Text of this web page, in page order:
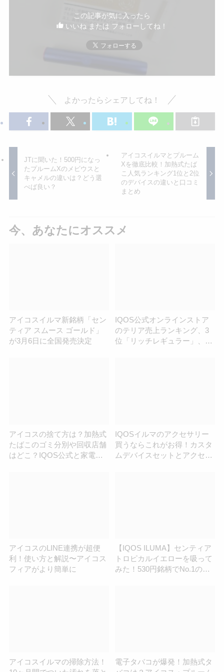
この記事が気に入ったら
いいね または フォローしてね！
よかったらシェアしてね！
JTに聞いた！500円になっ
たプルームXのメビウスと
キャメルの違いは？どう選
べば良い？
アイコスイルマとプルーム
Xを徹底比較！加熱式たば
こ人気ランキング1位と2位
のデバイスの違いと口コミ
まとめ
今、あなたにオススメ
アイコスイルマ新銘柄「セン
ティア スムース ゴールド」
が3月6日に全国発売決定
IQOS公式オンラインストア
のテリア売上ランキング、3
位「リッチレギュラー」、2
アイコスの捨て方は？加熱式
たばこのゴミ分別や回収店舗
はどこ？IQOS公式と家電量
IQOSイルマのアクセサリー
買うならこれがお得！カスタ
ムデバイスセットとアクセサ
アイコスのLINE連携が超便
利！使い方と解説〜アイコス
フィアがより簡単に
【IQOS ILUMA】センティア
トロピカルイエローを吸って
みた！530円銘柄でNo.1の香
アイコスイルマの掃除方法！
電子タバコが爆発！加熱式タ